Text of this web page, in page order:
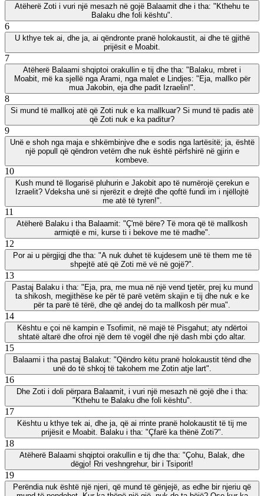
Atëherë Zoti i vuri një mesazh në gojë Balaamit dhe i tha: "Kthehu te
Balaku dhe foli kështu".
6
U kthye tek ai, dhe ja, ai qëndronte pranë holokaustit, ai dhe të gjithë
prijësit e Moabit.
7
Atëherë Balaami shqiptoi orakullin e tij dhe tha: "Balaku, mbret i
Moabit, më ka sjellë nga Arami, nga malet e Lindjes: "Eja, mallko për
mua Jakobin, eja dhe padit Izraelin!".
8
Si mund të mallkoj atë që Zoti nuk e ka mallkuar? Si mund të padis atë
që Zoti nuk e ka paditur?
9
Unë e shoh nga maja e shkëmbinjve dhe e sodis nga lartësitë; ja, është
një popull që qëndron vetëm dhe nuk është përfshirë në gjirin e
kombeve.
10
Kush mund të llogarisë pluhurin e Jakobit apo të numërojë çerekun e
Izraelit? Vdeksha unë si njerëzit e drejtë dhe qoftë fundi im i njëllojtë
me atë të tyren!".
11
Atëherë Balaku i tha Balaamit: "Ç'më bëre? Të mora që të mallkosh
armiqtë e mi, kurse ti i bekove me të madhe".
12
Por ai u përgjigj dhe tha: "A nuk duhet të kujdesem unë të them me të
shpejtë atë që Zoti më vë në gojë?".
13
Pastaj Balaku i tha: "Eja, pra, me mua në një vend tjetër, prej ku mund
ta shikosh, megjithëse ke për të parë vetëm skajin e tij dhe nuk e ke
për ta parë të tërë, dhe që andej do ta mallkosh për mua".
14
Kështu e çoi në kampin e Tsofimit, në majë të Pisgahut; aty ndërtoi
shtatë altarë dhe ofroi një dem të vogël dhe një dash mbi çdo altar.
15
Balaami i tha pastaj Balakut: "Qëndro këtu pranë holokaustit tënd dhe
unë do të shkoj të takohem me Zotin atje lart".
16
Dhe Zoti i doli përpara Balaamit, i vuri një mesazh në gojë dhe i tha:
"Kthehu te Balaku dhe foli kështu".
17
Kështu u kthye tek ai, dhe ja, që ai rrinte pranë holokaustit të tij me
prijësit e Moabit. Balaku i tha: "Çfarë ka thënë Zoti?".
18
Atëherë Balaami shqiptoi orakullin e tij dhe tha: "Çohu, Balak, dhe
dëgjo! Rri veshngrehur, bir i Tsiporit!
19
Perëndia nuk është një njeri, që mund të gënjejë, as edhe bir njeriu që